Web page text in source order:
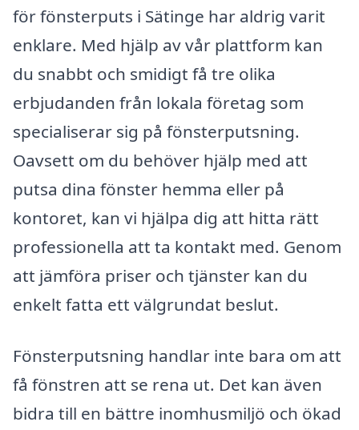
för fönsterputs i Sätinge har aldrig varit
enklare. Med hjälp av vår plattform kan
du snabbt och smidigt få tre olika
erbjudanden från lokala företag som
specialiserar sig på fönsterputsning.
Oavsett om du behöver hjälp med att
putsa dina fönster hemma eller på
kontoret, kan vi hjälpa dig att hitta rätt
professionella att ta kontakt med. Genom
att jämföra priser och tjänster kan du
enkelt fatta ett välgrundat beslut.
Fönsterputsning handlar inte bara om att
få fönstren att se rena ut. Det kan även
bidra till en bättre inomhusmiljö och ökad